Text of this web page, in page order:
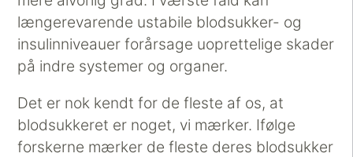
længerevarende ustabile blodsukker- og
insulinniveauer forårsage uoprettelige skader
på indre systemer og organer.
Det er nok kendt for de fleste af os, at
blodsukkeret er noget, vi mærker. Ifølge
forskerne mærker de fleste deres blodsukker